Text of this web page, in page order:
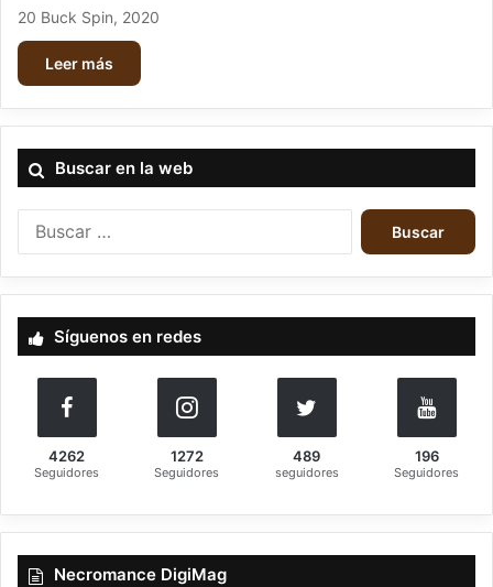
20 Buck Spin, 2020
Leer más
Buscar en la web
c
a
:
Síguenos en redes
4262
Seguidores
1272
Seguidores
489
seguidores
196
Seguidores
Necromance DigiMag